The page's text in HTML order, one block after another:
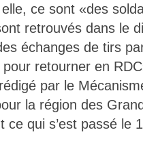
ce sont «des
retrouvés dans le
échanges de tirs
retourner en
par le
la région des
qui s’est passé le